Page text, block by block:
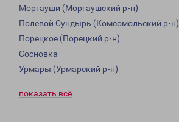
Моргауши (Моргаушский р-н)
Полевой Сундырь (Комсомольский р-н)
Порецкое (Порецкий р-н)
Сосновка
Урмары (Урмарский р-н)
показать всё